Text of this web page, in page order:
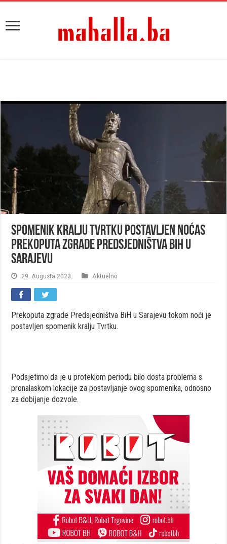
Spomenik kralju Tvrtku postavljen noćas
prekoputa zgrade Predsjedništva BiH u
Sarajevu
29. Augusta 2023. Aktuelno
Prekoputa zgrade Predsjedništva BiH u Sarajevu tokom noći je
postavljen spomenik kralju Tvrtku.
Podsjetimo da je u proteklom periodu bilo dosta problema s
pronalaskom lokacije za postavljanje ovog spomenika, odnosno
za dobijanje dozvole.